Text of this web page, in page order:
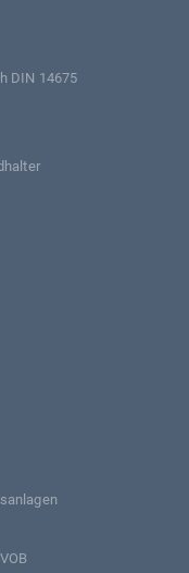
DIN 14675